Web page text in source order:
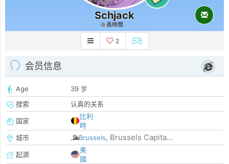
Schjack
長時間
2
会员信息
Age
39 岁
搜索
认真的关系
国家
比利
時
城市
Brussels, Brussels Capita...
起源
美
國